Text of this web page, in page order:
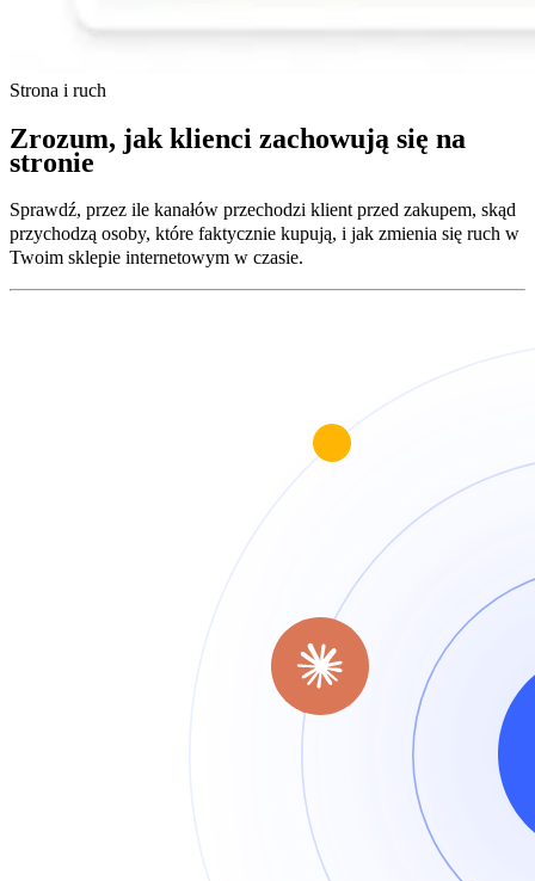
Strona i ruch
Zrozum, jak klienci zachowują się na
stronie
Sprawdź, przez ile kanałów przechodzi klient przed zakupem, skąd
przychodzą osoby, które faktycznie kupują, i jak zmienia się ruch w
Twoim sklepie internetowym w czasie.